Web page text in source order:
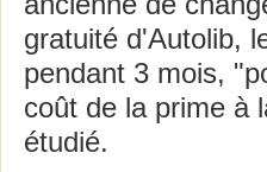
gratuité d'Autolib,
pendant 3 mois,
coût de la prime à
étudié.